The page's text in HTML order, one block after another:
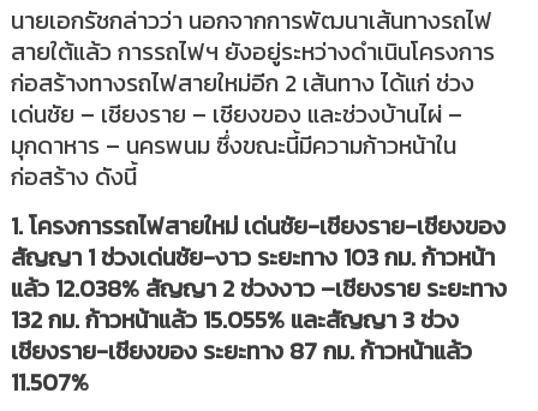
นายเอกรัชกล่าวว่า นอกจากการพัฒนาเส้นทางรถไฟ
สายใต้แล้ว การรถไฟฯ ยังอยู่ระหว่างดำเนินโครงการ
ก่อสร้างทางรถไฟสายใหม่อีก 2 เส้นทาง ได้แก่ ช่วง
เด่นชัย – เชียงราย – เชียงของ และช่วงบ้านไผ่ –
มุกดาหาร – นครพนม ซึ่งขณะนี้มีความก้าวหน้าใน
ก่อสร้าง ดังนี้
1. โครงการรถไฟสายใหม่ เด่นชัย-เชียงราย-เชียงของ
สัญญา 1 ช่วงเด่นชัย-งาว ระยะทาง 103 กม. ก้าวหน้า
แล้ว 12.038% สัญญา 2 ช่วงงาว –เชียงราย ระยะทาง
132 กม. ก้าวหน้าแล้ว 15.055% และสัญญา 3 ช่วง
เชียงราย-เชียงของ ระยะทาง 87 กม. ก้าวหน้าแล้ว
11.507%